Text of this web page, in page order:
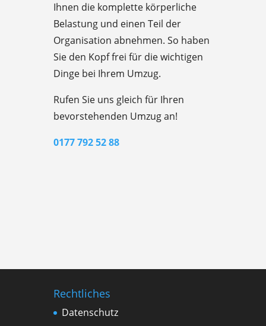
Ihnen die komplette körperliche
Belastung und einen Teil der
Organisation abnehmen. So haben
Sie den Kopf frei für die wichtigen
Dinge bei Ihrem Umzug.
Rufen Sie uns gleich für Ihren
bevorstehenden Umzug an!
0177 792 52 88
Rechtliches
Datenschutz